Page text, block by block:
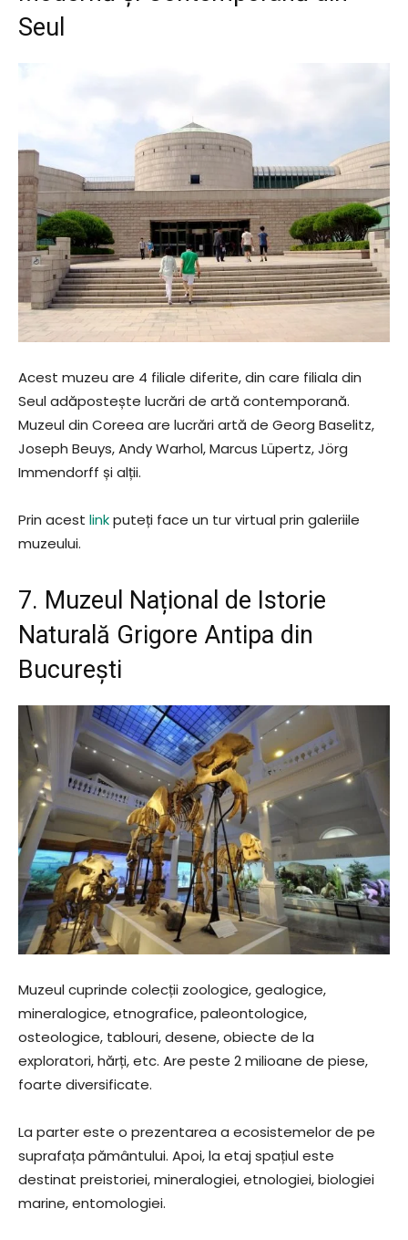
Seul
Acest muzeu are 4 filiale diferite, din care filiala din
Seul adăpostește lucrări de artă contemporană.
Muzeul din Coreea are lucrări artă de Georg Baselitz,
Joseph Beuys, Andy Warhol, Marcus Lüpertz, Jörg
Immendorff și alții.
Prin acest linkputeți face un tur virtual prin galeriile
muzeului.
7. Muzeul Național de Istorie
Naturală Grigore Antipa din
București
Muzeul cuprinde colecții zoologice, gealogice,
mineralogice, etnografice, paleontologice,
osteologice, tablouri, desene, obiecte de la
exploratori, hărți, etc. Are peste 2 milioane de piese,
foarte diversificate.
La parter este o prezentarea a ecosistemelor de pe
suprafața pământului. Apoi, la etaj spațiul este
destinat preistoriei, mineralogiei, etnologiei, biologiei
marine, entomologiei.